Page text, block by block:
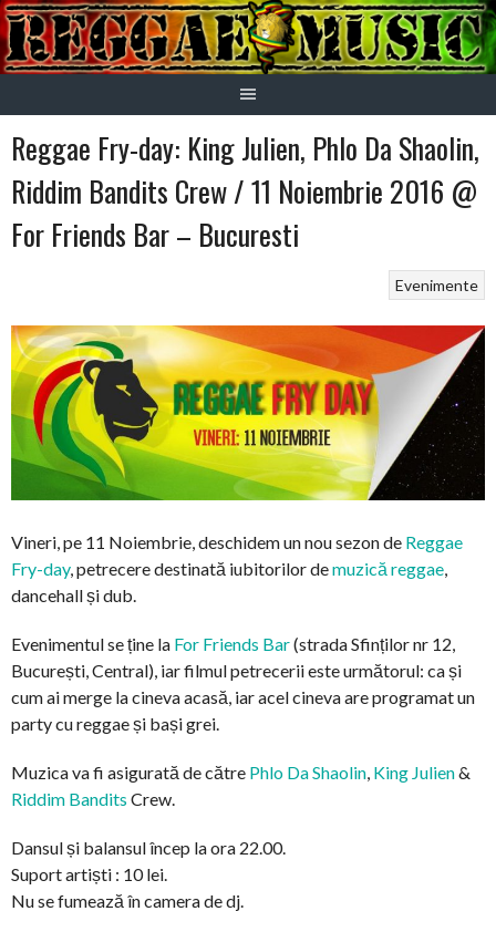
Skip
to
content
Reggae Fry-day: King Julien, Phlo Da Shaolin,
Riddim Bandits Crew / 11 Noiembrie 2016 @
For Friends Bar – Bucuresti
Evenimente
Vineri, pe 11 Noiembrie, deschidem un nou sezon de Reggae
Fry-day, petrecere destinată iubitorilor demuzică reggae,
dancehall și dub.
Evenimentul se ține la For Friends Bar(strada Sfinților nr 12,
București, Central), iar filmul petrecerii este următorul: ca și
cum ai merge la cineva acasă, iar acel cineva are programat un
party cu reggae și bași grei.
Muzica va fi asigurată de către Phlo Da Shaolin, King Julien&
Riddim Bandits Crew.
Dansul și balansul încep la ora 22.00.
Suport artiști : 10 lei.
Nu se fumează în camera de dj.